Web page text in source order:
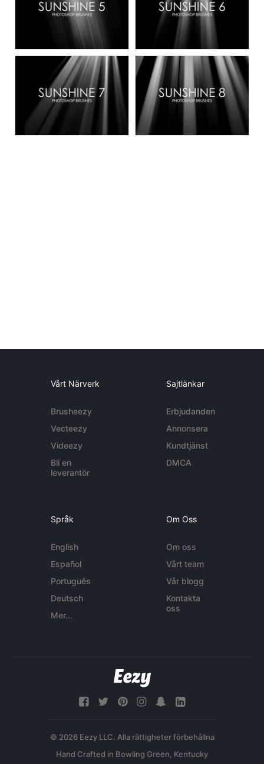
Vårt Närverk
Brusheezy
Vecteezy
Videezy
Bli en
leverantör
Sajtlänkar
Erbjudanden
Annonsera
Kundtjänst
DMCA
Språk
English
Español
Português
Deutsch
Mer...
Om Oss
Om oss
Vårt team
Vår blogg
Kontakta
oss
© 2026 Eezy LLC. Alla rättigheter förbehållna